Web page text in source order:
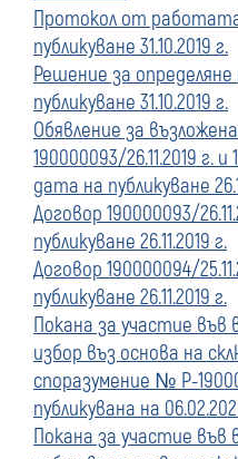
Протокол от
публикуване 31.10.2019 г.
Решение за
публикуване 31.10.2019 г.
Обявление за
190000093/26.11.2019 г.
дата на публикуване
Договор 190000093/
публикуване 26.11.2019 г.
Договор 190000094/
публикуване 26.11.2019 г.
Покана за участие
избор въз основа на
споразумение № Р-
публикувана на
Покана за участие